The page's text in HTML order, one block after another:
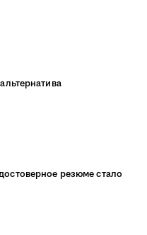
резюме стало